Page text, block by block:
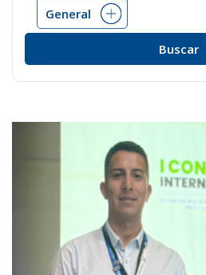
General